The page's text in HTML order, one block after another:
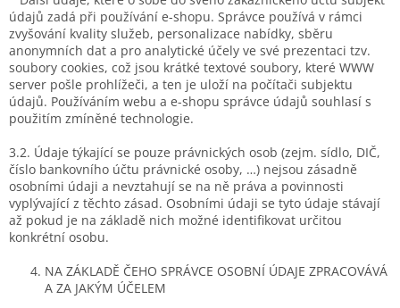
údajů zadá při používání e-shopu. Správce používá v rámci
zvyšování kvality služeb, personalizace nabídky, sběru
anonymních dat a pro analytické účely ve své prezentaci tzv.
soubory cookies, což jsou krátké textové soubory, které WWW
server pošle prohlížeči, a ten je uloží na počítači subjektu
údajů. Používáním webu a e-shopu správce údajů souhlasí s
použitím zmíněné technologie.
3.2. Údaje týkající se pouze právnických osob (zejm. sídlo, DIČ,
číslo bankovního účtu právnické osoby, …) nejsou zásadně
osobními údaji a nevztahují se na ně práva a povinnosti
vyplývající z těchto zásad. Osobními údaji se tyto údaje stávají
až pokud je na základě nich možné identifikovat určitou
konkrétní osobu.
NA ZÁKLADĚ ČEHO SPRÁVCE OSOBNÍ ÚDAJE ZPRACOVÁVÁ
A ZA JAKÝM ÚČELEM